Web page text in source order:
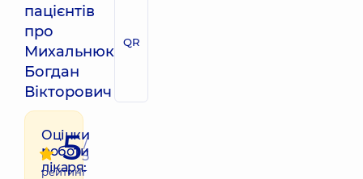
пацієнтів
про
Михальнюк
Богдан
Вікторович
QR
Оцінки
роботи
лікаря:
5/
5
рейтинг